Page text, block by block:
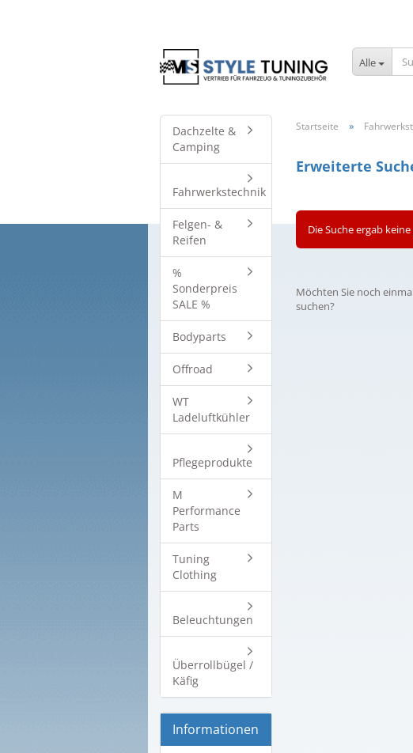
Alle
Startseite »
Erweiterte
Die Suche ergab
SIE
NOCH
Möchten Sie noch
suchen?
Dachzelte &
Camping
Fahrwerkstechnik
Felgen- &
Reifen
%
Sonderpreis
SALE %
Bodyparts
Offroad
WT
Ladeluftkühler
Pflegeprodukte
M
Performance
Parts
Tuning
Clothing
Beleuchtungen
Überrollbügel /
Käfig
Informationen